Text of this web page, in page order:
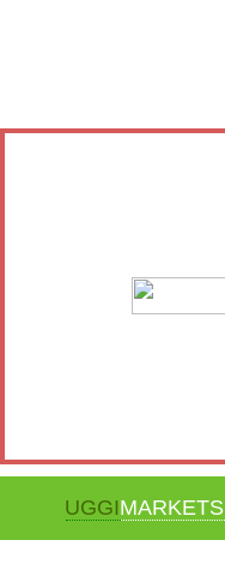
UGGIMARKETS